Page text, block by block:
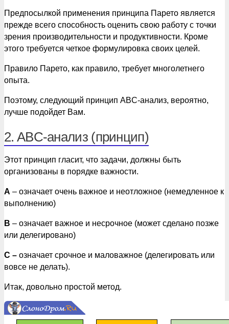
Предпосылкой применения принципа Парето является
прежде всего способность оценить свою работу с точки
зрения производительности и продуктивности. Кроме
этого требуется четкое формулировка своих целей.
Правило Парето, как правило, требует многолетнего
опыта.
Поэтому, следующий принцип ABC-анализ, вероятно,
лучше подойдет Вам.
2. ABC-анализ (принцип)
Этот принцип гласит, что задачи, должны быть
организованы в порядке важности.
A – означает очень важное и неотложное (немедленное к
выполнению)
B – означает важное и несрочное (может сделано позже
или делегировано)
C – означает срочное и маловажное (делегировать или
вовсе не делать).
Итак, довольно простой метод.